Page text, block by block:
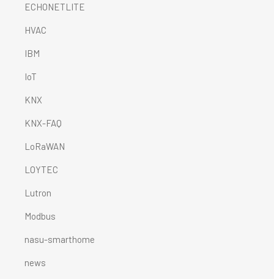
ECHONETLITE
HVAC
IBM
IoT
KNX
KNX-FAQ
LoRaWAN
LOYTEC
Lutron
Modbus
nasu-smarthome
news